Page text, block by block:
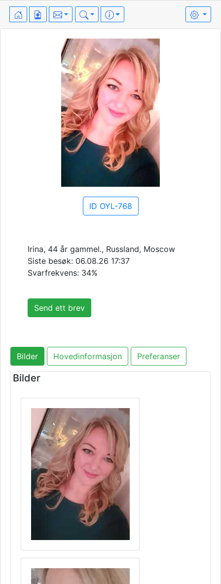
ID OYL-768
Irina, 44 år gammel., Russland, Moscow
Siste besøk: 06.08.26 17:37
Svarfrekvens: 34%
Send ett brev
Bilder Hovedinformasjon Preferanser
Bilder